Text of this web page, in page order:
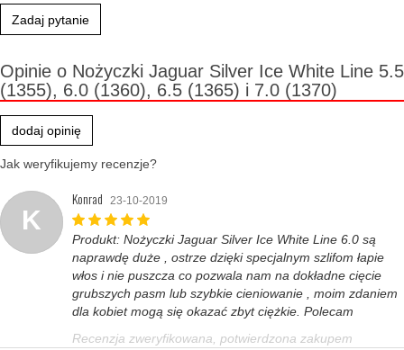
Zadaj pytanie
Opinie o Nożyczki Jaguar Silver Ice White Line 5.5
(1355), 6.0 (1360), 6.5 (1365) i 7.0 (1370)
dodaj opinię
Jak weryfikujemy recenzje?
K
Konrad 23-10-2019
Produkt: Nożyczki Jaguar Silver Ice White Line 6.0 są
naprawdę duże , ostrze dzięki specjalnym szlifom łapie
włos i nie puszcza co pozwala nam na dokładne cięcie
grubszych pasm lub szybkie cieniowanie , moim zdaniem
dla kobiet mogą się okazać zbyt ciężkie. Polecam
Recenzja zweryfikowana, potwierdzona zakupem